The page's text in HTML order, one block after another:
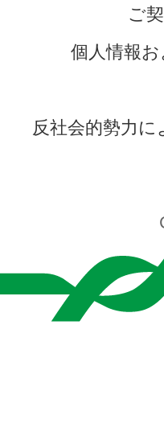
ご
個人情報
反社会的勢力